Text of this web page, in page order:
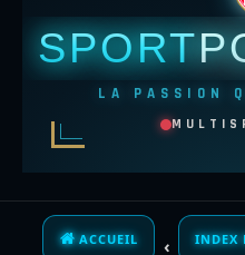
SPORT
LA PASSION
ACCUEIL INDEX